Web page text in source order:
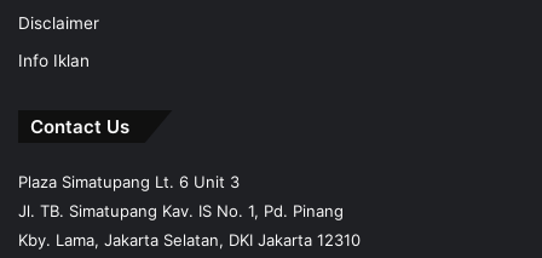
Disclaimer
Info Iklan
Contact Us
Plaza Simatupang Lt. 6 Unit 3
Jl. TB. Simatupang Kav. IS No. 1, Pd. Pinang
Kby. Lama, Jakarta Selatan, DKI Jakarta 12310